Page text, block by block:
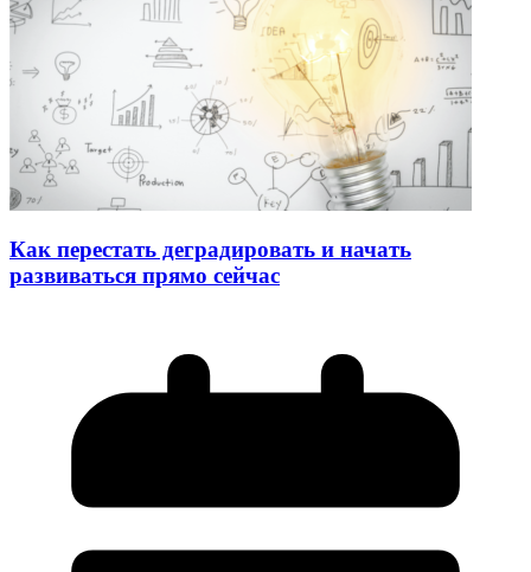
Как перестать деградировать и начать
развиваться прямо сейчас